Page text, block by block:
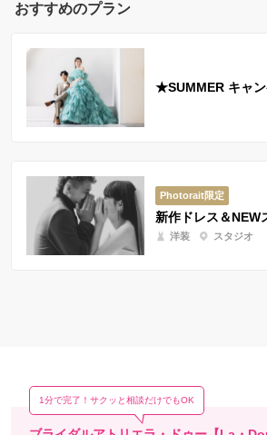
おすすめのプラン
★SUMMER キャン
Photorait限定
新作ドレス＆NEW
洋装 スタジオ
1分で完了！サクッと相談だけでもOK